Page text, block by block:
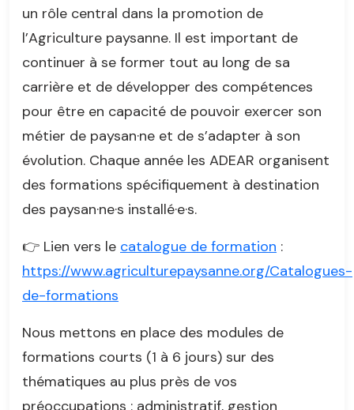
un rôle central dans la promotion de
l’Agriculture paysanne. Il est important de
continuer à se former tout au long de sa
carrière et de développer des compétences
pour être en capacité de pouvoir exercer son
métier de paysan·ne et de s’adapter à son
évolution. Chaque année les ADEAR organisent
des formations spécifiquement à destination
des paysan·ne·s installé·e·s.
👉 Lien vers le catalogue de formation :
https://www.agriculturepaysanne.org/Catalogues-
de-formations
Nous mettons en place des modules de
formations courts (1 à 6 jours) sur des
thématiques au plus près de vos
préoccupations : administratif, gestion